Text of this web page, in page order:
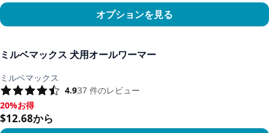
オプションを見る
ミルベマックス 犬用オールワーマー
ミルベマックス
4.937 件のレビュー
20%お得, $12.68から
20%お得
$12.68から